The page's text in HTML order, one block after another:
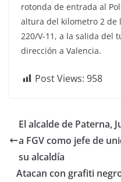
rotonda de entrada al
altura del kilometro 2 de
220/V-11, a la salida del
dirección a Valencia.
Post Views: 958
El alcalde de Paterna,
a FGV como jefe de
su alcaldía
Atacan con grafiti